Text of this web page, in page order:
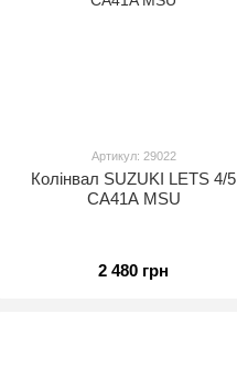
Артикул: 29022
Колінвал SUZUKI LETS 4/5
CA41A MSU
2 480 грн